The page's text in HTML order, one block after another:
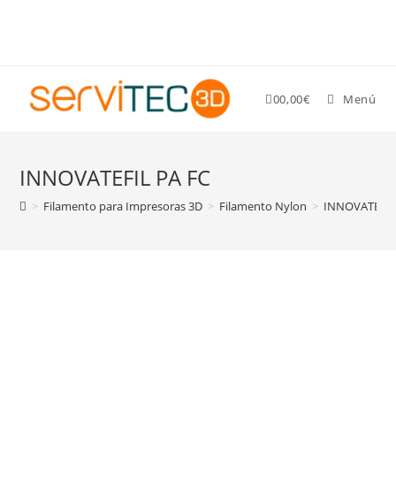
00,00€ Menú
INNOVATEFIL PA FC
> Filamento para Impresoras 3D > Filamento Nylon >